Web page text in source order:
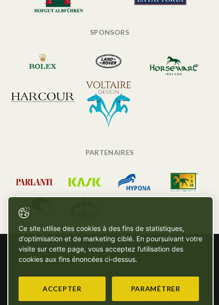
SPONSORS
PARTENAIRES
Copyright © SG - 2026 - Tous droits réservés
Ce site utilise des cookies à des fins de statistiques,
d’optimisation et de marketing ciblé. En poursuivant votre
visite sur cette page, vous acceptez l’utilisation des
cookies aux fins énoncées ci-dessus.
ACCEPTER PARAMÉTRER